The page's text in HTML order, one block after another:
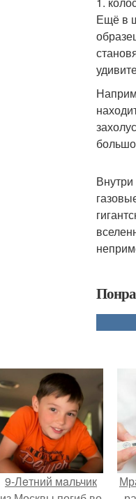
Ещё в
9-Лeтний мaльчик